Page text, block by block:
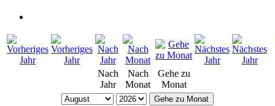
Nach
Jahr
Nach
Monat
Gehe zu
Monat
Gehe zu Monat